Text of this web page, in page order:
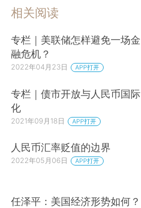
相关阅读
专栏｜美联储怎样避免一场金
融危机？
2022年04月23日 APP打开
专栏｜债市开放与人民币国际
化
2021年09月18日 APP打开
人民币汇率贬值的边界
2022年05月06日 APP打开
任泽平：美国经济形势如何？